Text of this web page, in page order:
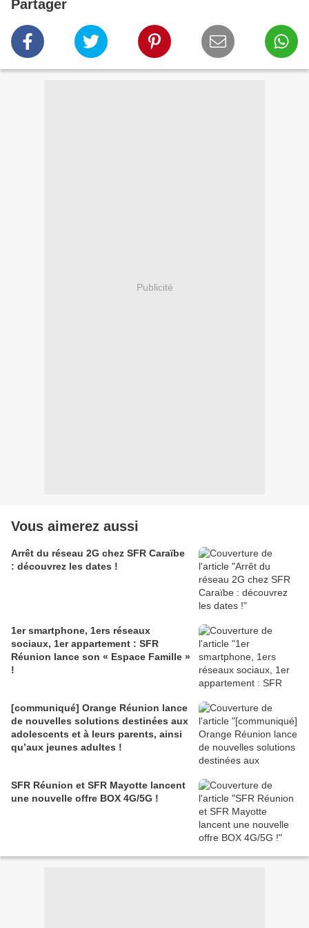
Partager
Publicité
Vous aimerez aussi
Arrêt du réseau 2G chez SFR Caraïbe
: découvrez les dates !
1er smartphone, 1ers réseaux
sociaux, 1er appartement : SFR
Réunion lance son « Espace Famille »
!
[communiqué] Orange Réunion lance
de nouvelles solutions destinées aux
adolescents et à leurs parents, ainsi
qu’aux jeunes adultes !
SFR Réunion et SFR Mayotte lancent
une nouvelle offre BOX 4G/5G !